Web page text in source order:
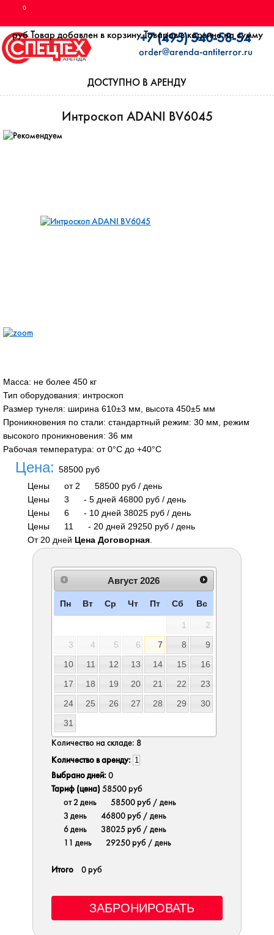
0
руб Товар добавлен в корзину Товаров в корзине на сумму
+7 (495) 540-58-54
order@arenda-antiterror.ru
ДОСТУПНО В АРЕНДУ
Интроскоп ADANI BV6045
Масса: не более 450 кг
Тип оборудования: интроскоп
Размер тунеля: ширина 610±3 мм, высота 450±5 мм
Проникновения по стали: стандартный режим: 30 мм, режим
высокого проникновения: 36 мм
Рабочая температура: от 0°С до +40°С
Цена: 58500 руб
Цены
от 2 58500 руб / день
Цены
3 - 5 дней 46800 руб / день
Цены
6 - 10 дней 38025 руб / день
Цены
11 - 20 дней 29250 руб / день
От 20 дней Цена Договорная.
Август 2026
Пн Вт Ср Чт Пт Сб Вс
1
2
3
4 5 6 7 8
9
10
11 12 13 14 15
16
17
18 19 20 21 22
23
24
25 26 27 28 29
30
31
Количество на складе: 8
Количество в аренду:
Выбрано дней: 0
Тариф (цена) 58500 руб
от 2 день
58500 руб / день
3 день
46800 руб / день
6 день
38025 руб / день
11 день
29250 руб / день
Итого 0 руб